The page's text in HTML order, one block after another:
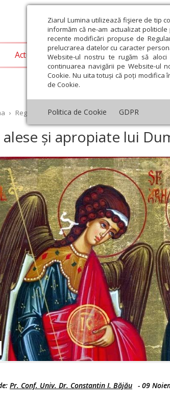
Ziarul Lumina utilizează fişiere de tip
informăm că ne-am actualizat
recente modificări propuse de
prelucrarea datelor cu caracter
Website-ul nostru te rugăm să
continuarea navigării pe Website-ul
Cookie. Nu uita totuși că poți
de Cookie.
Politica de Cookie GDPR
Actualitate religioasă Teologie și
› Regionale › Oltenia › Ființe alese și apropiate
alese și apropiate lui
Pr. Conf. Univ. Dr. Constantin I. Băjău - 09
Decembrie Ianuarie